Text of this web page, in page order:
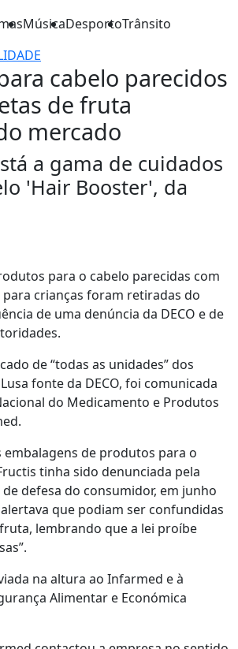
MúsicaDesportoTrânsito
cabelo parecidos
de fruta
mercado
a gama de cuidados
'Hair Booster', da
para o cabelo parecidas com
crianças foram retiradas do
de uma denúncia da DECO e de
de “todas as unidades” dos
fonte da DECO, foi comunicada
do Medicamento e Produtos
embalagens de produtos para o
tinha sido denunciada pela
de defesa do consumidor, em junho
que podiam ser confundidas
lembrando que a lei proíbe
na altura ao Infarmed e à
Alimentar e Económica